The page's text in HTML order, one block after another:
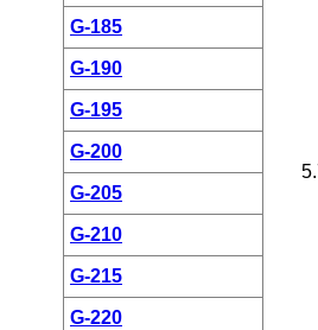
G-185
G-190
G-195
G-200
G-205
G-210
G-215
G-220